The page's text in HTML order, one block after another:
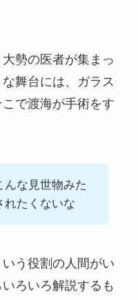
勢の医者が集まっ
舞台には、ガラス
で渡海が手術をす
んな見世物みた
れたくないな
う役割の人間がい
ろいろ解説するも